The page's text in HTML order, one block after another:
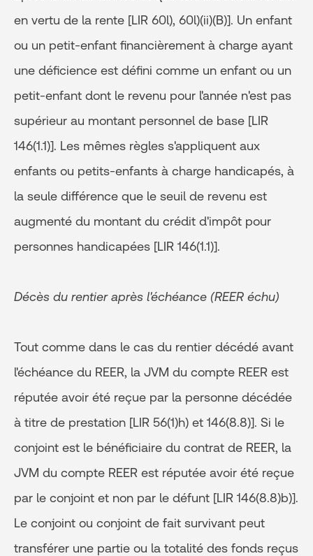
en vertu de la rente [LIR 60l), 60l)(ii)(B)]. Un enfant
ou un petit-enfant financièrement à charge ayant
une déficience est défini comme un enfant ou un
petit-enfant dont le revenu pour l'année n'est pas
supérieur au montant personnel de base [LIR
146(1.1)]. Les mêmes règles s'appliquent aux
enfants ou petits-enfants à charge handicapés, à
la seule différence que le seuil de revenu est
augmenté du montant du crédit d'impôt pour
personnes handicapées [LIR 146(1.1)].
Décès du rentier après l'échéance (REER échu)
Tout comme dans le cas du rentier décédé avant
l'échéance du REER, la JVM du compte REER est
réputée avoir été reçue par la personne décédée
à titre de prestation [LIR 56(1)h) et 146(8.8)]. Si le
conjoint est le bénéficiaire du contrat de REER, la
JVM du compte REER est réputée avoir été reçue
par le conjoint et non par le défunt [LIR 146(8.8)b)].
Le conjoint ou conjoint de fait survivant peut
transférer une partie ou la totalité des fonds reçus